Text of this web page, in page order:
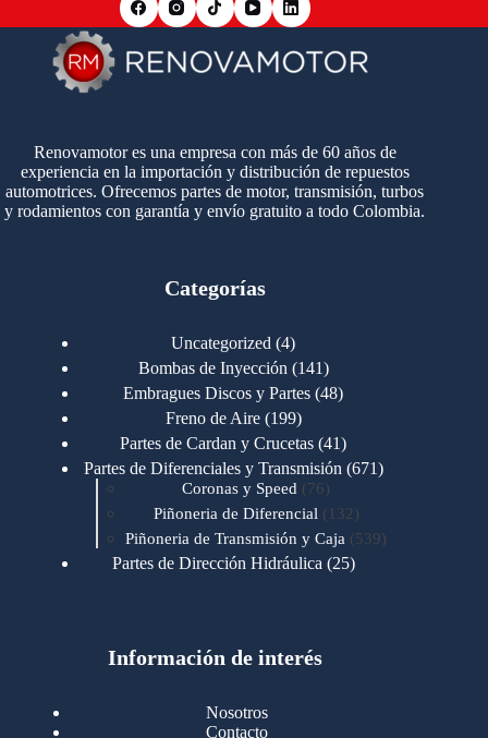
Renovamotor es una empresa con más de 60 años de
experiencia en la importación y distribución de repuestos
automotrices. Ofrecemos partes de motor, transmisión, turbos
y rodamientos con garantía y envío gratuito a todo Colombia.
Categorías
Uncategorized 44
productos
Bombas de Inyección 141141
productos
Embragues Discos y Partes 4848
Freno de Aire 199199
productos
Partes de Cardan y Crucetas 4141
productos
Partes de Diferenciales y Transmisión 671671
Coronas y Speed 7676
productos
Piñoneria de Diferencial 132 132
productos
Piñoneria de Transmisión y Caja 539539
Partes de Dirección Hidráulica 2525
Motores Cummins 723
Cummins B/C 855
Información de interés
Nosotros
Contacto